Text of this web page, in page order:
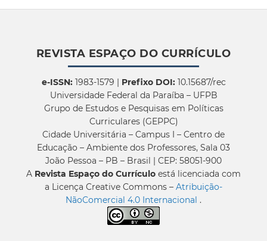
REVISTA ESPAÇO DO CURRÍCULO
e-ISSN:1983-1579 | Prefixo DOI:10.15687/rec
Universidade Federal da Paraíba – UFPB
Grupo de Estudos e Pesquisas em Políticas
Curriculares (GEPPC)
Cidade Universitária – Campus I – Centro de
Educação – Ambiente dos Professores, Sala 03
João Pessoa – PB – Brasil | CEP: 58051-900
A Revista Espaço do Currículo está licenciada com
a Licença Creative Commons – Atribuição-
NãoComercial 4.0 Internacional .